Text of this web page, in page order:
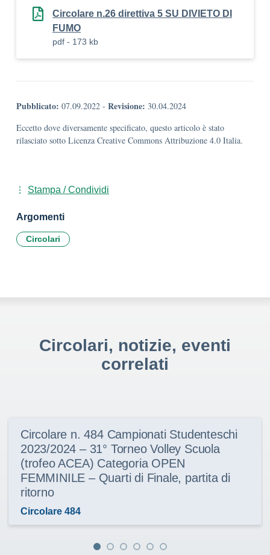
Circolare n.26 direttiva 5 SU DIVIETO DI
FUMO
pdf - 173 kb
Pubblicato: 07.09.2022 - Revisione: 30.04.2024
Eccetto dove diversamente specificato, questo articolo è stato
rilasciato sotto Licenza Creative Commons Attribuzione 4.0 Italia.
Stampa / Condividi
Argomenti
Circolari
Circolari, notizie, eventi
correlati
Circolare n. 484 Campionati Studenteschi
2023/2024 – 31° Torneo Volley Scuola
(trofeo ACEA) Categoria OPEN
FEMMINILE – Quarti di Finale, partita di
ritorno
Circolare 484